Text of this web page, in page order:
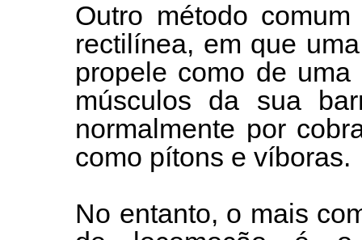
Outro método
rectilínea, em que
propele como de
músculos da sua
normalmente por
como pítons e víboras.
No entanto, o mais